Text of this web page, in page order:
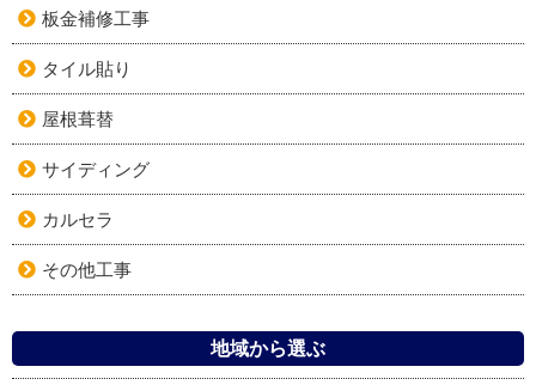
板金補修工事
タイル貼り
屋根葺替
サイディング
カルセラ
その他工事
地域から選ぶ